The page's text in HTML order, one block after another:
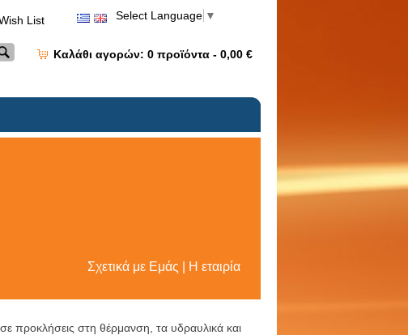
List Select Language ▼
Καλάθι αγορών: 0 προϊόντα - 0,00 €
Σχετικά με Εμάς | Η εταιρία
σε προκλήσεις στη θέρμανση, τα υδραυλικά και